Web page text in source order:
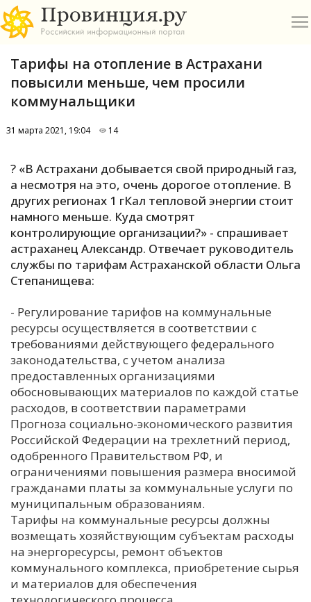
А
Б
В
Е
И
К
М
Н
П
С
Т
У
Х
Ч
Тарифы на отопление в Астрахани
повысили меньше, чем просили
коммунальщики
31 марта 2021, 19:04 14
? «В Астрахани добывается свой природный газ,
а несмотря на это, очень дорогое отопление. В
других регионах 1 гКал тепловой энергии стоит
намного меньше. Куда смотрят
контролирующие организации?» - спрашивает
астраханец Александр. Отвечает руководитель
службы по тарифам Астраханской области Ольга
Степанищева:
- Регулирование тарифов на коммунальные
ресурсы осуществляется в соответствии с
требованиями действующего федерального
законодательства, с учетом анализа
предоставленных организациями
обосновывающих материалов по каждой статье
расходов, в соответствии параметрами
Прогноза социально-экономического развития
Российской Федерации на трехлетний период,
одобренного Правительством РФ, и
ограничениями повышения размера вносимой
гражданами платы за коммунальные услуги по
муниципальным образованиям.
Тарифы на коммунальные ресурсы должны
возмещать хозяйствующим субъектам расходы
на энергоресурсы, ремонт объектов
коммунального комплекса, приобретение сырья
и материалов для обеспечения